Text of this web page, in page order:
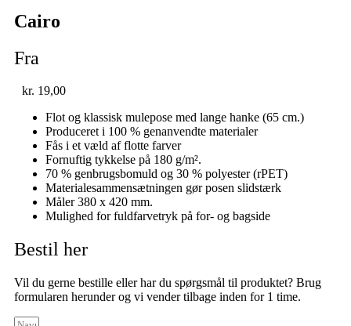
Cairo
Fra
kr. 19,00
Flot og klassisk mulepose med lange hanke (65 cm.)
Produceret i 100 % genanvendte materialer
Fås i et væld af flotte farver
Fornuftig tykkelse på 180 g/m².
70 % genbrugsbomuld og 30 % polyester (rPET)
Materialesammensætningen gør posen slidstærk
Måler 380 x 420 mm.
Mulighed for fuldfarvetryk på for- og bagside
Bestil her
Vil du gerne bestille eller har du spørgsmål til produktet? Brug
formularen herunder og vi vender tilbage inden for 1 time.